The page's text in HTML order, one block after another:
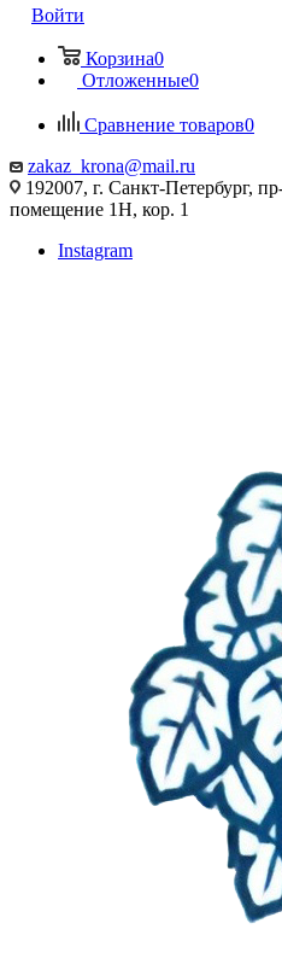
Войти
Корзина0
Отложенные0
Сравнение товаров0
zakaz_krona@mail.ru
192007, г. Санкт-Петербург,
помещение 1Н, кор. 1
Instagram